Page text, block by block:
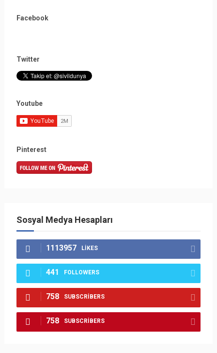
Facebook
Twitter
Youtube
Pinterest
Sosyal Medya Hesapları
1113957 LIKES
441 FOLLOWERS
758 SUBSCRIBERS
758 SUBSCRIBERS